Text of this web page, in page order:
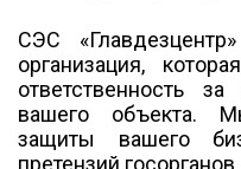
СЭС
организация,
ответственность
вашего объекта.
защиты вашего
претензий госорганов.